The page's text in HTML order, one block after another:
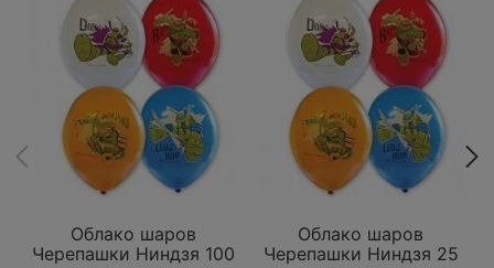
Облако шаров
Черепашки Ниндзя 100
Облако шаров
Черепашки Ниндзя 25